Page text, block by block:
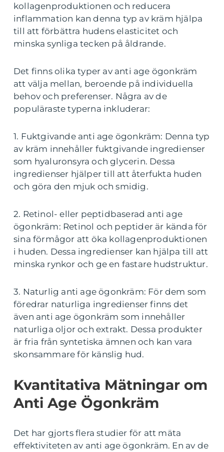
kollagenproduktionen och reducera
inflammation kan denna typ av kräm hjälpa
till att förbättra hudens elasticitet och
minska synliga tecken på åldrande.
Det finns olika typer av anti age ögonkräm
att välja mellan, beroende på individuella
behov och preferenser. Några av de
populäraste typerna inkluderar:
1. Fuktgivande anti age ögonkräm: Denna typ
av kräm innehåller fuktgivande ingredienser
som hyaluronsyra och glycerin. Dessa
ingredienser hjälper till att återfukta huden
och göra den mjuk och smidig.
2. Retinol- eller peptidbaserad anti age
ögonkräm: Retinol och peptider är kända för
sina förmågor att öka kollagenproduktionen
i huden. Dessa ingredienser kan hjälpa till att
minska rynkor och ge en fastare hudstruktur.
3. Naturlig anti age ögonkräm: För dem som
föredrar naturliga ingredienser finns det
även anti age ögonkräm som innehåller
naturliga oljor och extrakt. Dessa produkter
är fria från syntetiska ämnen och kan vara
skonsammare för känslig hud.
Kvantitativa Mätningar om
Anti Age Ögonkräm
Det har gjorts flera studier för att mäta
effektiviteten av anti age ögonkräm. En av de